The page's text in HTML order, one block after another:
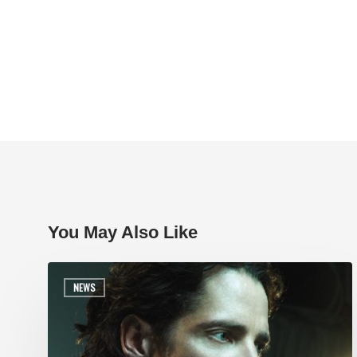
You May Also Like
NEWS